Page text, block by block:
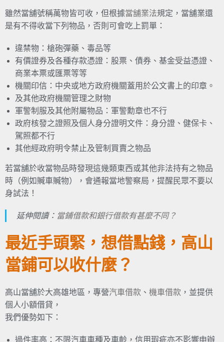
雖然當舖號稱萬物皆可收，但根據當舖業法規定，當舖業還
是有不得收當下列物品，否則可會吃上罰單：
違禁物：槍砲彈藥、毒品等
有價證券及各種存款憑證：股票、債券、基金受益憑證、
商業本票或匯票等等
機關印信：中央或地方政府機關蓋用於公文書上的印章。
及其他政府機關管理之財物
軍警制服及其他附屬物品：軍警勳章也不行
政府核發之證照及個人身分證明文件：身分證、健保卡、
駕照都不行
其他經政府明令禁止及管制買賣之物品
若當舖於收當物品時發現這幾類東西或其他非法持有之物品
時（例如贓車贓物），會通報當地警察局，提醒民眾不要以
身試法！
延伸閱讀： 當鋪借款和銀行借款有甚麼不同？
最近手頭緊，想借點錢，高山
當鋪可以收什麼？
高山當舖於大高雄地區，專營汽車借款 、 機車借款 ，並提供
個人小額借貸，
我們優勢如下：
過件率高：不限汽車車種及車齡，信用瑕疵亦不影響申辦